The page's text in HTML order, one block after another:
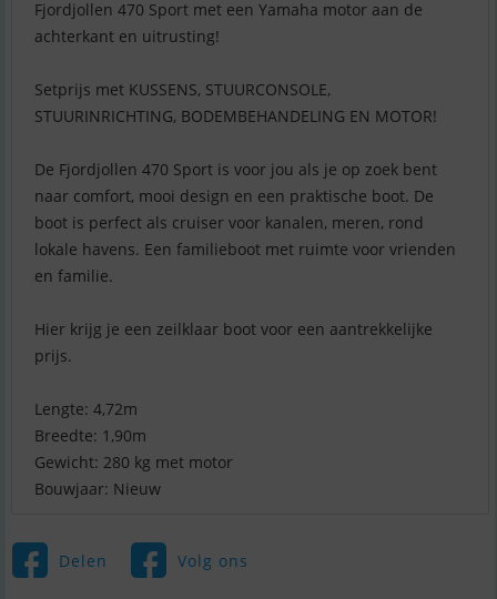
Fjordjollen 470 Sport met een Yamaha motor aan de
achterkant en uitrusting!
Setprijs met KUSSENS, STUURCONSOLE,
STUURINRICHTING, BODEMBEHANDELING EN MOTOR!
De Fjordjollen 470 Sport is voor jou als je op zoek bent
naar comfort, mooi design en een praktische boot. De
boot is perfect als cruiser voor kanalen, meren, rond
lokale havens. Een familieboot met ruimte voor vrienden
en familie.
Hier krijg je een zeilklaar boot voor een aantrekkelijke
prijs.
Lengte: 4,72m
Breedte: 1,90m
Gewicht: 280 kg met motor
Bouwjaar: Nieuw
Delen Volg ons